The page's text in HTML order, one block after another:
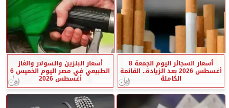
أسعار السجائر اليوم الجمعة 8
أغسطس 2026 بعد الزيادة.. القائمة
الكاملة
أسعار البنزين والسولار والغاز
الطبيعي في مصر اليوم الخميس 6
أغسطس 2026